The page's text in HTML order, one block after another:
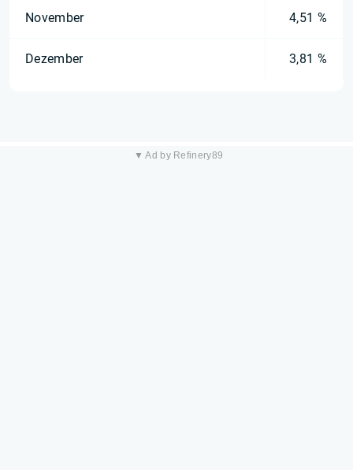
November 4,51 %
Dezember 3,81 %
▼ Ad by Refinery89